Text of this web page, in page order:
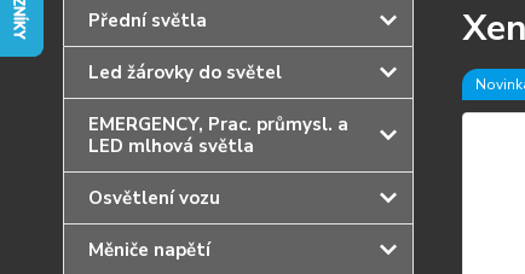
Přední světla
Led žárovky do světel
EMERGENCY, Prac. průmysl. a
LED mlhová světla
Osvětlení vozu
Měniče napětí